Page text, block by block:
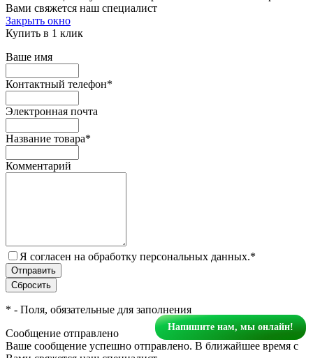
Вами свяжется наш специалист
Закрыть окно
Купить в 1 клик
Ваше имя
Контактный телефон*
Электронная почта
Название товара*
Комментарий
Я согласен на обработку персональных данных.*
* - Поля, обязательные для заполнения
Сообщение отправлено
Ваше сообщение успешно отправлено. В ближайшее время с
Напишите нам, мы онлайн!